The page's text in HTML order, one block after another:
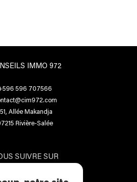
IMMO 972
596 707566
Allée Makandja
Rivière-Salée
SUIVRE SUR